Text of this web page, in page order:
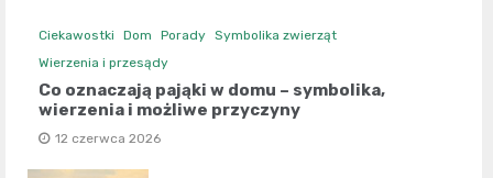
Ciekawostki Dom Porady Symbolika zwierząt
Wierzenia i przesądy
Co oznaczają pająki w domu – symbolika,
wierzenia i możliwe przyczyny
12 czerwca 2026